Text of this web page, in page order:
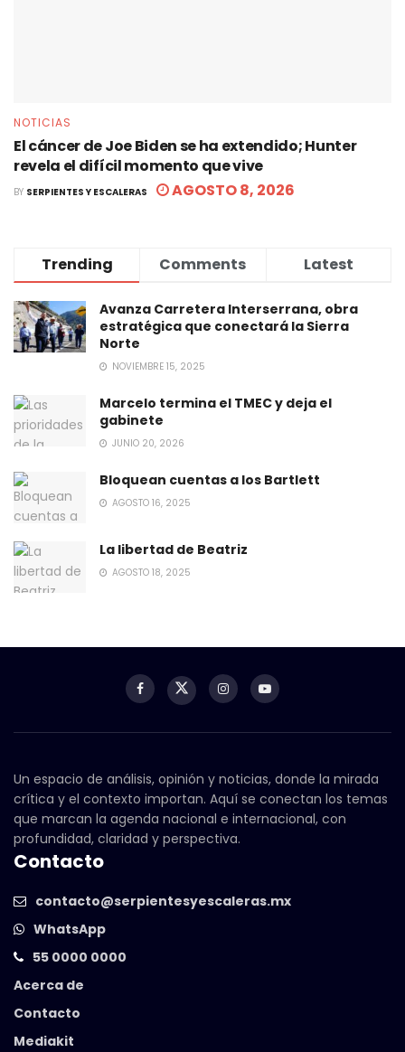
NOTICIAS
El cáncer de Joe Biden se ha extendido; Hunter
revela el difícil momento que vive
BY SERPIENTES Y ESCALERAS AGOSTO 8, 2026
Trending Comments Latest
Avanza Carretera Interserrana, obra
estratégica que conectará la Sierra
Norte
NOVIEMBRE 15, 2025
Marcelo termina el TMEC y deja el
gabinete
JUNIO 20, 2026
Bloquean cuentas a los Bartlett
AGOSTO 16, 2025
La libertad de Beatriz
AGOSTO 18, 2025
Un espacio de análisis, opinión y noticias, donde la mirada
crítica y el contexto importan. Aquí se conectan los temas
que marcan la agenda nacional e internacional, con
profundidad, claridad y perspectiva.
Contacto
contacto@serpientesyescaleras.mx
WhatsApp
55 0000 0000
Acerca de
Contacto
Mediakit